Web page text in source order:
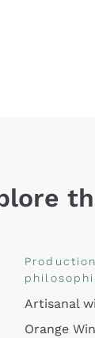
Production
Artisanal
Orange